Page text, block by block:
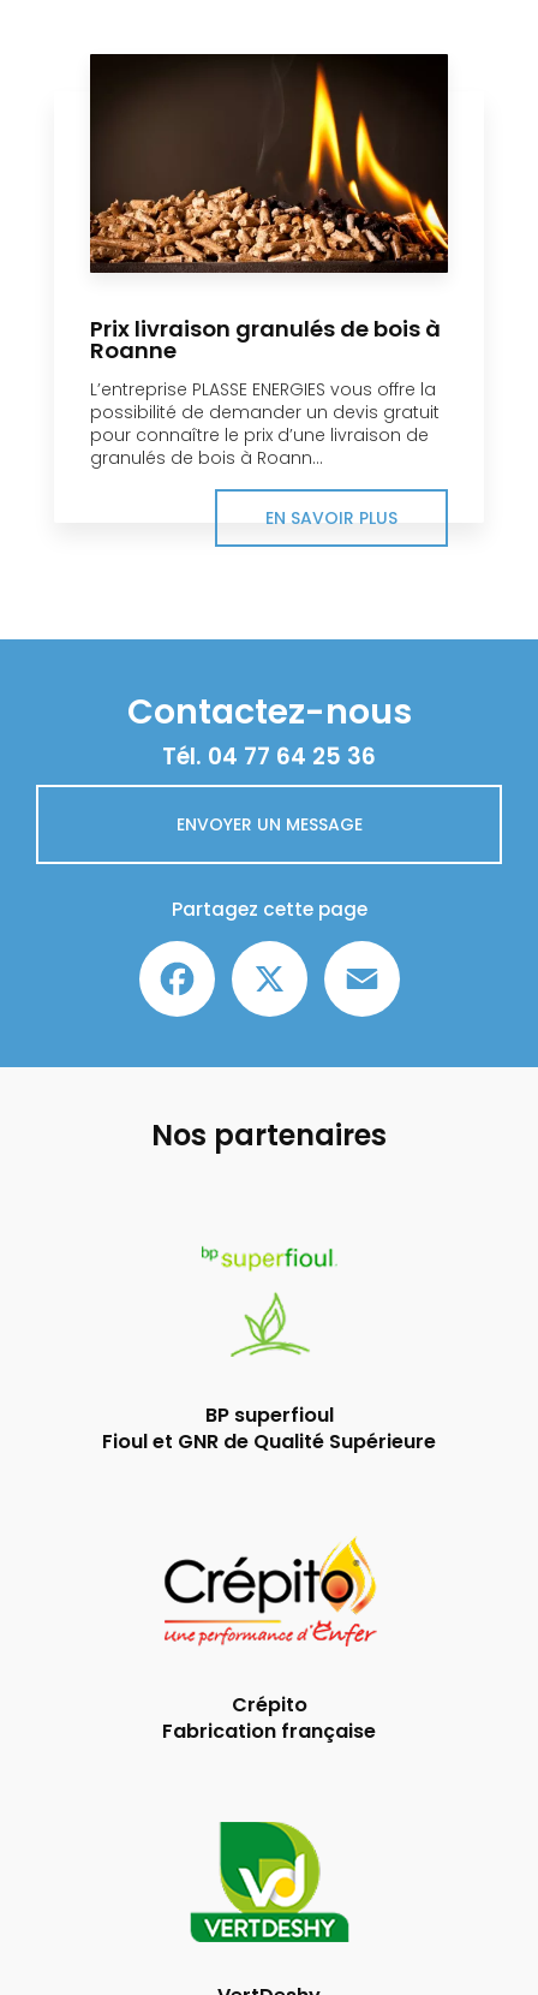
Prix livraison granulés de bois à
Roanne
L’entreprise PLASSE ENERGIES vous offre la
possibilité de demander un devis gratuit
pour connaître le prix d’une livraison de
granulés de bois à Roann...
EN SAVOIR PLUS
Contactez-nous
Tél. 04 77 64 25 36
ENVOYER UN MESSAGE
Partagez cette page
Facebook
Nos partenaires
BP superfioul
Fioul et GNR de Qualité Supérieure
Crépito
Fabrication française